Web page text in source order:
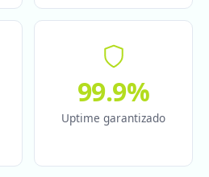
99.9%
Uptime garantizado